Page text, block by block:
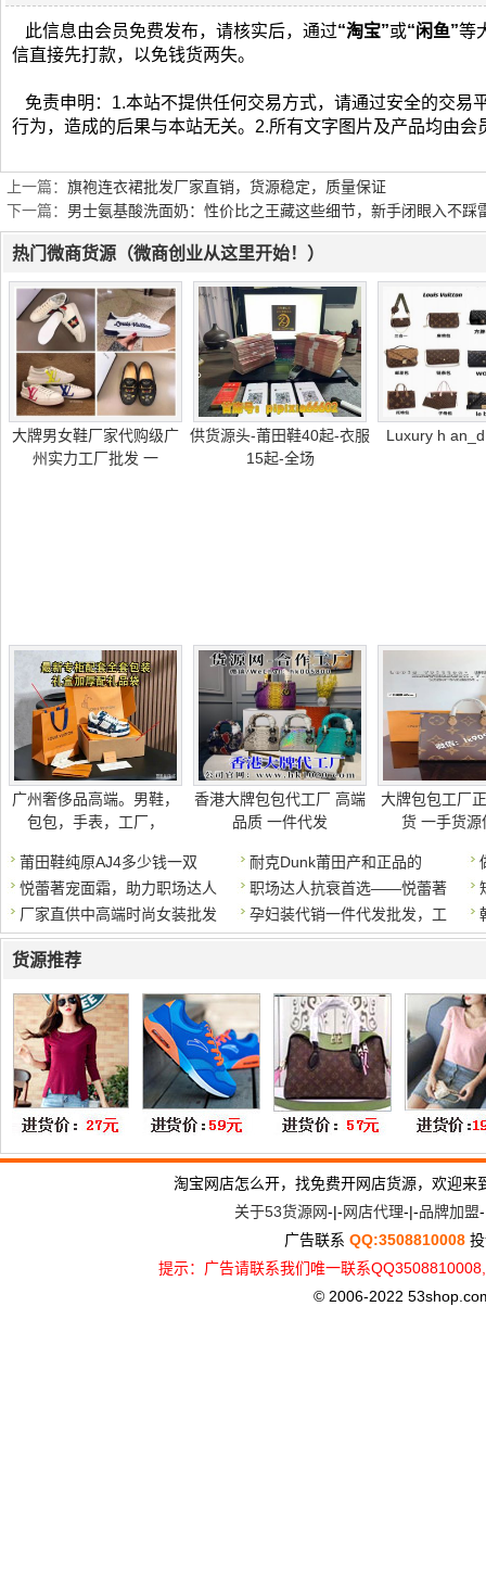
此信息由会员免费发布，请核实后，通过“淘宝”或“闲鱼”等
信直接先打款，以免钱货两失。
免责申明：1.本站不提供任何交易方式，请通过安全的交易
行为，造成的后果与本站无关。2.所有文字图片及产品均由
上一篇： 旗袍连衣裙批发厂家直销，货源稳定，质量保证
下一篇： 男士氨基酸洗面奶：性价比之王藏这些细节，新手闭眼入不踩
热门微商货源（微商创业从这里开始！）
大牌男女鞋厂家代购级广
州实力工厂批发 一
供货源头-莆田鞋40起-衣服
15起-全场
Luxury h
广州奢侈品高端。男鞋，
包包，手表，工厂，
香港大牌包包代工厂 高端
品质 一件代发
大牌包包工厂
货 一手货源
莆田鞋纯原AJ4多少钱一双 耐克Dunk莆田产和正品的
悦蕾著宠面霜，助力职场达人
职场达人抗衰首选——悦蕾著
厂家直供中高端时尚女装批发
孕妇装代销一件代发批发，工
货源推荐
淘宝网店怎么开，找免费开网店货源，欢迎
关于53货源网-|-网店代理-|-品牌加盟
广告联系 QQ:3508810008
提示：广告请联系我们唯一联系
© 2006-2022